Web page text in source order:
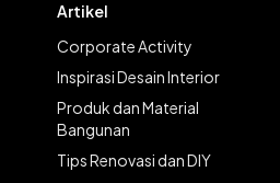
Artikel
Corporate Activity
Inspirasi Desain Interior
Produk dan Material
Bangunan
Tips Renovasi dan DIY